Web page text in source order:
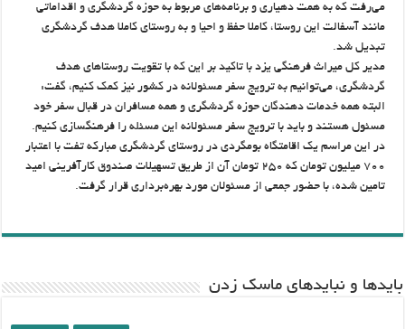
می‌رفت که به همت دهیاری و برنامه‌های مربوط به حوزه گردشگری و اقداماتی
مانند آسفالت این روستا، کاملا حفظ و احیا و به روستای کاملا هدف گردشگری
تبدیل شد.
مدیر کل میراث فرهنگی یزد با تاکید بر این که با تقویت روستاهای هدف
گردشگری، می‌توانیم به ترویج سفر مسئولانه در کشور نیز کمک کنیم، گفت:
البته همه خدمات دهندگان حوزه گردشگری و همه مسافران در قبال سفر خود
مسئول هستند و باید با ترویج سفر مسئولانه این مسئله را فرهنگسازی کنیم.
در این مراسم یک اقامتگاه بومگردی در روستای گردشگری مبارکه تفت با اعتبار
۷۰۰ میلیون تومان که ۲۵۰ تومان آن از طریق تسهیلات صندوق کارآفرینی امید
تامین شده، با حضور جمعی از مسئولان مورد بهره‌برداری قرار گرفت.
باید‌ها و نبایدهای ماسک زدن